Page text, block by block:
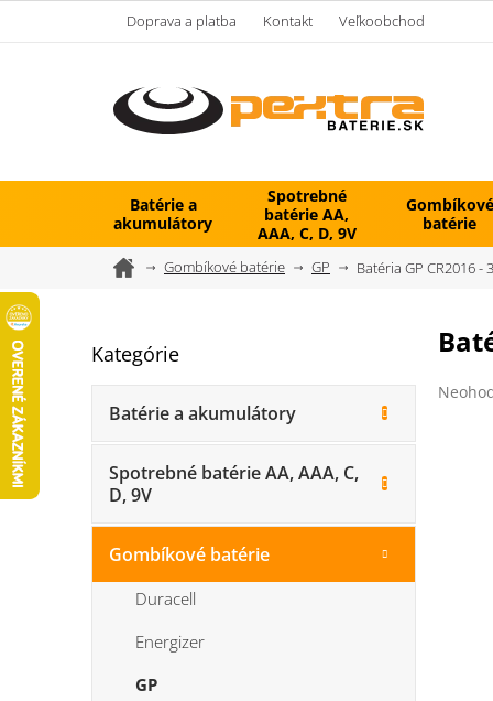
Doprava a platba Kontakt Veľkoobchod
Batérie a
akumulátory
Spotrebné
batérie AA,
AAA, C, D, 9V
Gombíkové
batérie
DomovGombíkové batérie GP Batéria GP CR2016 -
o
č
e
Preskočiť
Kategórie
Batérie a akumulátory
Spotrebné batérie AA, AAA, C,
D, 9V
Gombíkové batérie
Duracell
Energizer
GP